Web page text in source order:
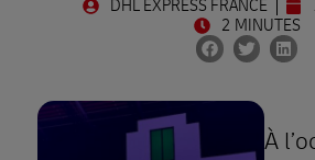
DHL EXPRESS FRANCE
2 MINUTES
À